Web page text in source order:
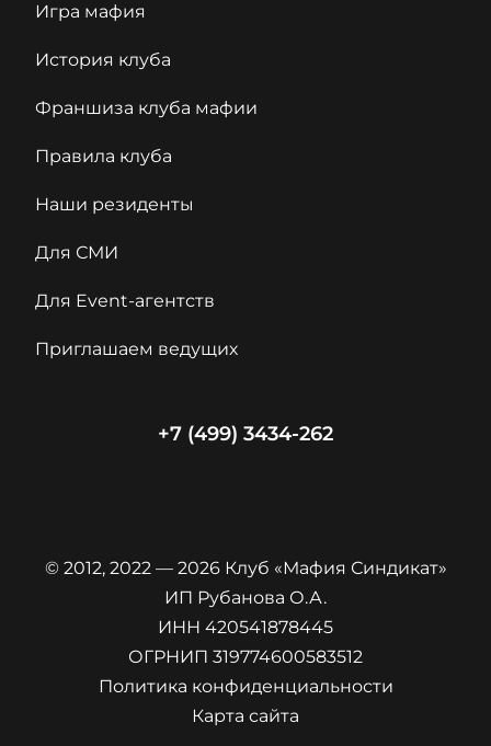
Игра мафия
История клуба
Франшиза клуба мафии
Правила клуба
Наши резиденты
Для СМИ
Для Event-агентств
Приглашаем ведущих
+7 (499) 3434-262
© 2012, 2022 — 2026 Клуб «Мафия Синдикат»
ИП Рубанова О.А.
ИНН 420541878445
ОГРНИП 319774600583512
Политика конфиденциальности
Карта сайта